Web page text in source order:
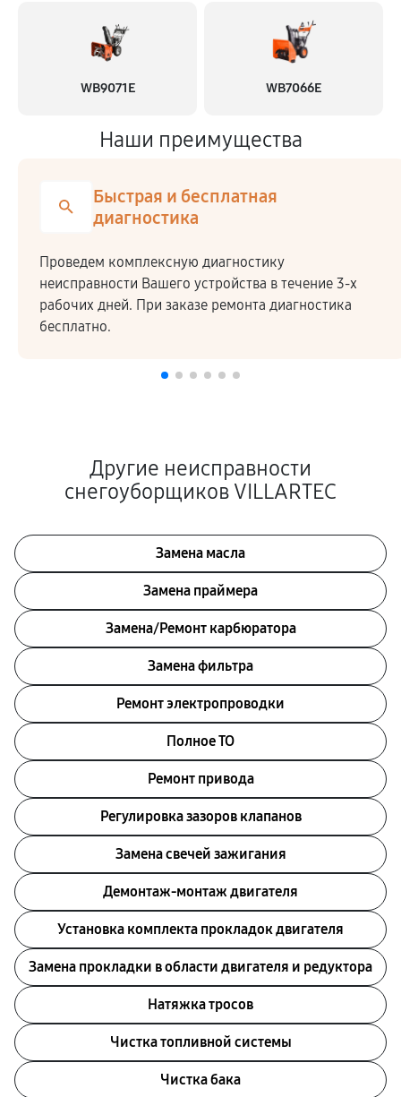
WB9071E WB7066E
Наши преимущества
Быстрая и бесплатная
диагностика
Проведем комплексную диагностику
неисправности Вашего устройства в течение 3-х
рабочих дней. При заказе ремонта диагностика
бесплатно.
Другие неисправности
снегоуборщиков VILLARTEC
Замена масла
Замена праймера
Замена/Pемонт карбюратора
Замена фильтра
Ремонт электропроводки
Полное ТО
Ремонт привода
Регулировка зазоров клапанов
Замена свечей зажигания
Демонтаж-монтаж двигателя
Установка комплекта прокладок двигателя
Замена прокладки в области двигателя и редуктора
Натяжка тросов
Чистка топливной системы
Чистка бака